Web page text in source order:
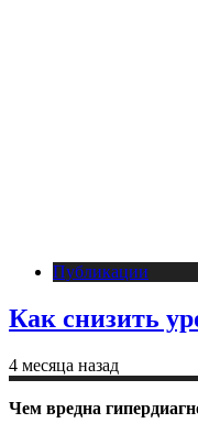
Публикации
Как снизить
4 месяца назад
Чем вредна